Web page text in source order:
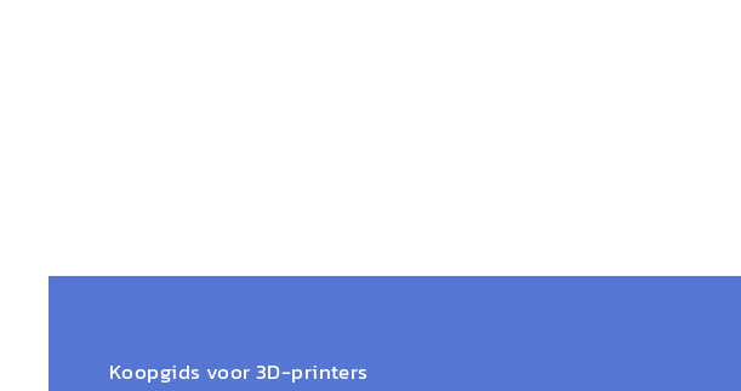
Koopgids voor 3D-printers